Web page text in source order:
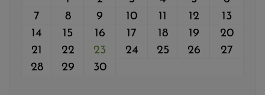
7
8 9 10 11 12
13
14
15 16 17 18 19
20
21
22 23 24 25 26
27
28
29 30